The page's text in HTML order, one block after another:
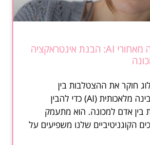
הפסיכולוגיה מאחורי AI: הבנת אינטראקציה
חוקר את ההצטלבות בין
פסיכולוגיה ובינה מלאכותית (AI) כדי להבין
בין אדם למכונה. הוא מתעמק
הקוגניטיביים שלנו משפיעים על